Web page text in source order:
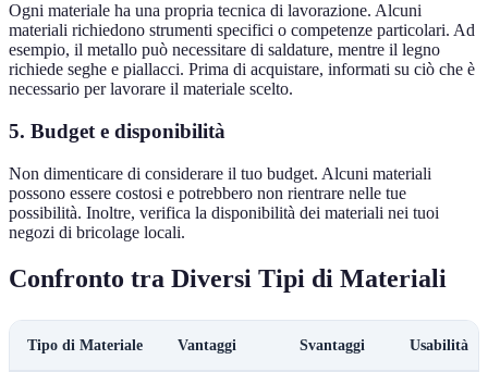
Ogni materiale ha una propria tecnica di lavorazione. Alcuni
materiali richiedono strumenti specifici o competenze particolari. Ad
esempio, il metallo può necessitare di saldature, mentre il legno
richiede seghe e piallacci. Prima di acquistare, informati su ciò che è
necessario per lavorare il materiale scelto.
5. Budget e disponibilità
Non dimenticare di considerare il tuo budget. Alcuni materiali
possono essere costosi e potrebbero non rientrare nelle tue
possibilità. Inoltre, verifica la disponibilità dei materiali nei tuoi
negozi di bricolage locali.
Confronto tra Diversi Tipi di Materiali
Tipo di Materiale Vantaggi Svantaggi Usabilità